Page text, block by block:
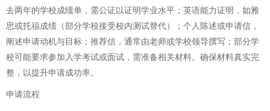
去两年的学校成绩单，需公证以证明学业水平；英语能力证明，如雅
思或托福成绩（部分学校接受校内测试替代）；个人陈述或申请信，
阐述申请动机与目标；推荐信，通常由老师或学校领导撰写；部分学
校可能要求参加入学考试或面试，需准备相关材料。确保材料真实完
整，以提升申请成功率。
申请流程